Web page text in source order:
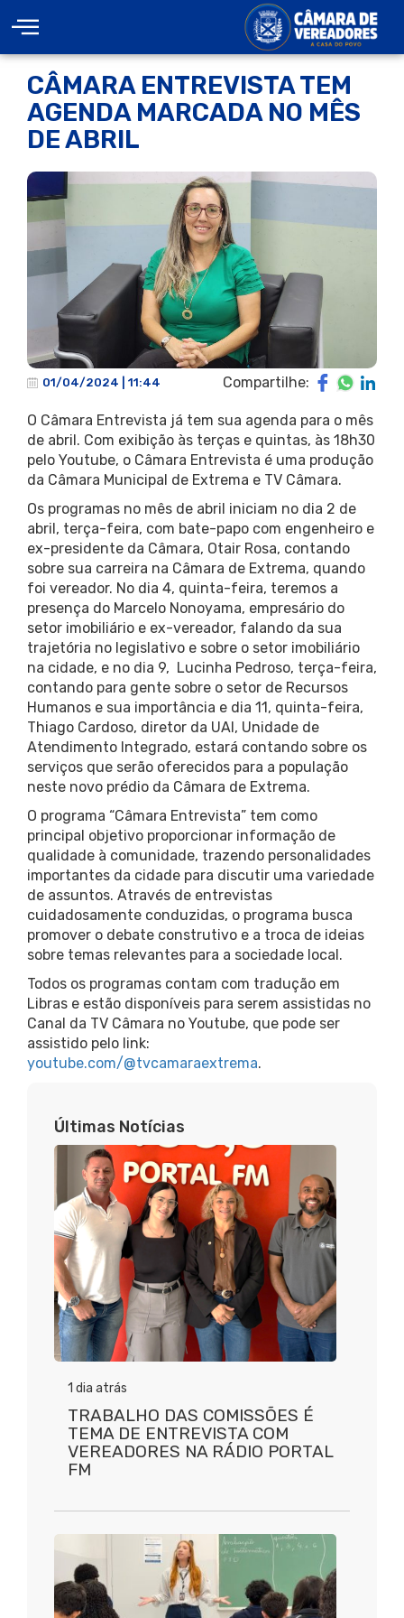
CÂMARA ENTREVISTA TEM
AGENDA MARCADA NO MÊS
DE ABRIL
01/04/2024 | 11:44 Compartilhe:
O Câmara Entrevista já tem sua agenda para o mês
de abril. Com exibição às terças e quintas, às 18h30
pelo Youtube, o Câmara Entrevista é uma produção
da Câmara Municipal de Extrema e TV Câmara.
Os programas no mês de abril iniciam no dia 2 de
abril, terça-feira, com bate-papo com engenheiro e
ex-presidente da Câmara, Otair Rosa, contando
sobre sua carreira na Câmara de Extrema, quando
foi vereador. No dia 4, quinta-feira, teremos a
presença do Marcelo Nonoyama, empresário do
setor imobiliário e ex-vereador, falando da sua
trajetória no legislativo e sobre o setor imobiliário
na cidade, e no dia 9, Lucinha Pedroso, terça-feira,
contando para gente sobre o setor de Recursos
Humanos e sua importância e dia 11, quinta-feira,
Thiago Cardoso, diretor da UAI, Unidade de
Atendimento Integrado, estará contando sobre os
serviços que serão oferecidos para a população
neste novo prédio da Câmara de Extrema.
O programa “Câmara Entrevista” tem como
principal objetivo proporcionar informação de
qualidade à comunidade, trazendo personalidades
importantes da cidade para discutir uma variedade
de assuntos. Através de entrevistas
cuidadosamente conduzidas, o programa busca
promover o debate construtivo e a troca de ideias
sobre temas relevantes para a sociedade local.
Todos os programas contam com tradução em
Libras e estão disponíveis para serem assistidas no
Canal da TV Câmara no Youtube, que pode ser
assistido pelo link:
youtube.com/@tvcamaraextrema.
Últimas Notícias
1 dia atrás
TRABALHO DAS COMISSÕES É
TEMA DE ENTREVISTA COM
VEREADORES NA RÁDIO PORTAL
FM